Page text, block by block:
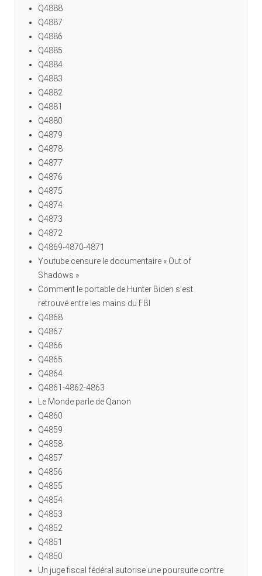
Q4888
Q4887
Q4886
Q4885
Q4884
Q4883
Q4882
Q4881
Q4880
Q4879
Q4878
Q4877
Q4876
Q4875
Q4874
Q4873
Q4872
Q4869-4870-4871
Youtube censure le documentaire « Out of
Shadows »
Comment le portable de Hunter Biden s’est
retrouvé entre les mains du FBI
Q4868
Q4867
Q4866
Q4865
Q4864
Q4861-4862-4863
Le Monde parle de Qanon
Q4860
Q4859
Q4858
Q4857
Q4856
Q4855
Q4854
Q4853
Q4852
Q4851
Q4850
Un juge fiscal fédéral autorise une poursuite contre